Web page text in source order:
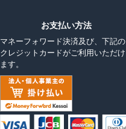
お支払い方法
マネーフォワード決済及び、下記の
クレジットカードがご利用いただけ
ます。